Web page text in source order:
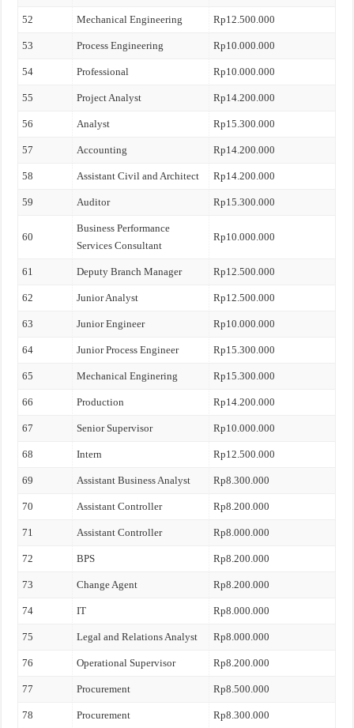
52 Mechanical Engineering Rp12.500.000
53 Process Engineering Rp10.000.000
54 Professional Rp10.000.000
55 Project Analyst Rp14.200.000
56 Analyst Rp15.300.000
57 Accounting Rp14.200.000
58 Assistant Civil and Architect Rp14.200.000
59 Auditor Rp15.300.000
60
Business Performance
Services Consultant
Rp10.000.000
61 Deputy Branch Manager Rp12.500.000
62 Junior Analyst Rp12.500.000
63 Junior Engineer Rp10.000.000
64 Junior Process Engineer Rp15.300.000
65 Mechanical Enginering Rp15.300.000
66 Production Rp14.200.000
67 Senior Supervisor Rp10.000.000
68 Intern Rp12.500.000
69 Assistant Business Analyst Rp8.300.000
70 Assistant Controller Rp8.200.000
71 Assistant Controller Rp8.000.000
72 BPS Rp8.200.000
73 Change Agent Rp8.200.000
74 IT Rp8.000.000
75 Legal and Relations Analyst Rp8.000.000
76 Operational Supervisor Rp8.200.000
77 Procurement Rp8.500.000
78 Procurement Rp8.300.000